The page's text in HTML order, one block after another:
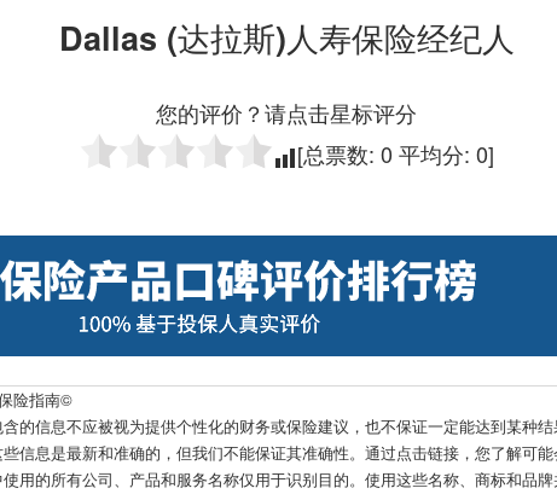
Dallas (达拉斯)人寿保险经纪人
您的评价？请点击星标评分
[总票数: 0 平均分: 0]
险指南©️
的信息不应被视为提供个性化的财务或保险建议，也不保证一定能达到某种
信息是最新和准确的，但我们不能保证其准确性。通过点击链接，您了解可
用的所有公司、产品和服务名称仅用于识别目的。使用这些名称、商标和品